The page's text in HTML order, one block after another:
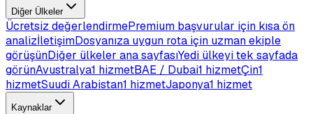
Diğer Ülkeler
Ücretsiz değerlendirmePremium başvurular için kısa ön
analizİletişimDosyanıza uygun rota için uzman ekiple
görüşünDiğer ülkeler ana sayfasıYedi ülkeyi tek sayfada
görünAvustralya1 hizmetBAE / Dubai1 hizmetÇin1
hizmetSuudi Arabistan1 hizmetJaponya1 hizmet
Kaynaklar